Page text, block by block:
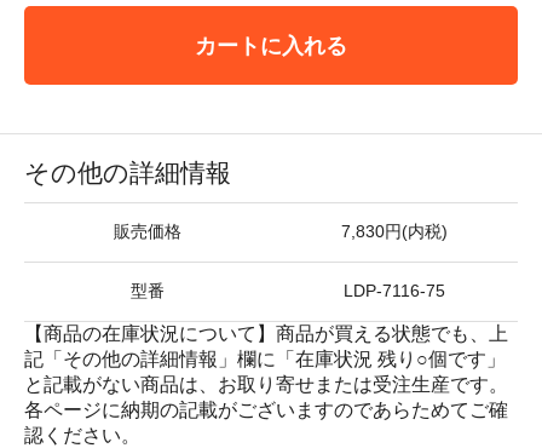
カートに入れる
その他の詳細情報
販売価格 7,830円(内税)
型番 LDP-7116-75
【商品の在庫状況について】商品が買える状態でも、上
記「その他の詳細情報」欄に「在庫状況 残り○個です」
と記載がない商品は、お取り寄せまたは受注生産です。
各ページに納期の記載がございますのであらためてご確
認ください。